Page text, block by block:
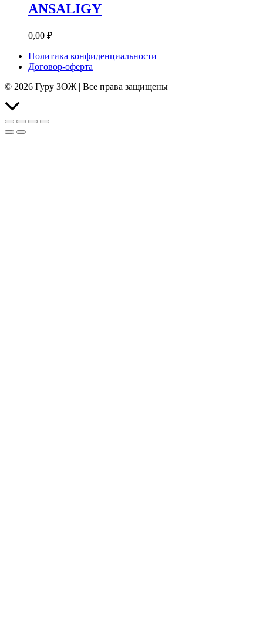
ANSALIGY
0,00 ₽
Политика конфиденциальности
Договор-оферта
© 2026 Гуру ЗОЖ | Все права защищены |